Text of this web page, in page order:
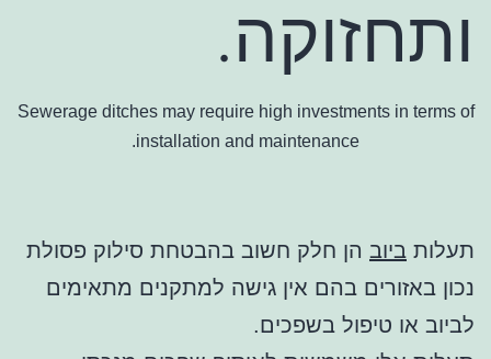
ותחזוקה.
Sewerage ditches may require high investments in terms of
installation and maintenance.
תעלות ביוב הן חלק חשוב בהבטחת סילוק פסולת
נכון באזורים בהם אין גישה למתקנים מתאימים
לביוב או טיפול בשפכים.